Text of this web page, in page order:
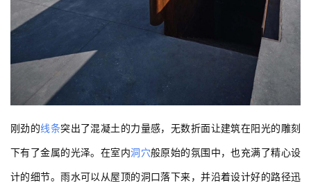
刚劲的线条突出了混凝土的力量感，无数折面让建筑在阳光的雕刻
下有了金属的光泽。在室内洞穴般原始的氛围中，也充满了精心设
计的细节。雨水可以从屋顶的洞口落下来，并沿着设计好的路径迅